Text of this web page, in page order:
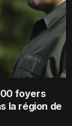
foyers
la région de